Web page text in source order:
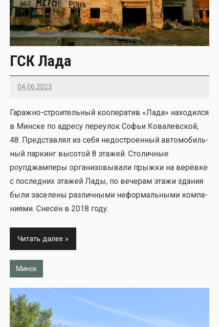
ГСК Лада
04.06.2023
22
Гараж­но-стро­и­тель­ный коопе­ра­тив «Лада» нахо­дил­ся
в Мин­ске по адре­су пере­улок Софьи Кова­лев­ской,
48. Пред­став­лял из себя недо­стро­ен­ный авто­мо­биль­
ный пар­кинг высо­той 8 эта­жей. Сто­лич­ные
роупджам­пе­ры орга­ни­зо­вы­ва­ли прыж­ки на верёв­ке
с послед­них эта­жей Лады, по вече­рам эта­жи зда­ния
были засе­ле­ны раз­лич­ны­ми нефор­маль­ны­ми ком­па­
ни­я­ми. Сне­сён в 2018 году.
Читать далее
Минск